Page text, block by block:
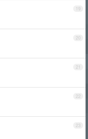
19
20
21
22
23